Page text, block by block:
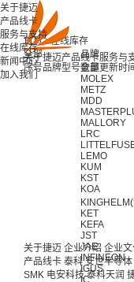
关于捷迈产品线卡服务与
关于捷迈
产品线卡
服务与支持
在线库存
新闻中心
加入我们
首页 >在线库存
全部
品牌
全部
MOLEX
METZ
MDD
MALLORY
LRC
LEMO
KUM
KST
KOA
KET
KEFA
JST
JAE
INFINEON
IGUS
IC
序号品牌型号数量更新时间
关于捷迈 企业介绍 企业
产品线卡 泰科 安世半导体
SMK 电安科技 泰科天润